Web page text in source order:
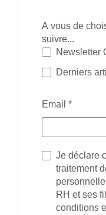
A vous de
suivre...
Newsletter
Derniers
Email *
Je déclare
traitement
RH et ses
conditions